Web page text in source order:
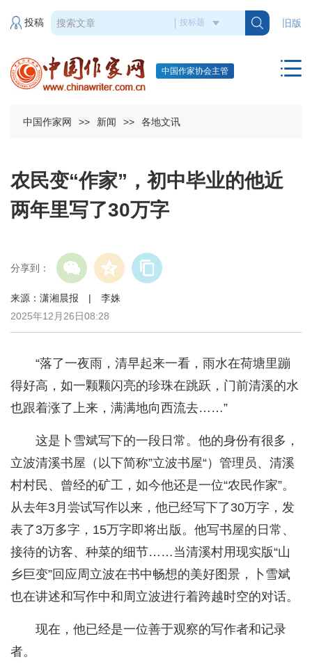
旧版
投稿
中国作家协会主管
中国作家网 >> 新闻 >> 各地文讯
农民变“作家”，初中毕业的他近
两年里写了30万字
分享到：
来源：潇湘晨报 | 李姝
2025年12月26日08:28
“落了一夜雨，清早起来一看，雨水在荷塘里蹦
得好高，如一颗颗闪亮的珍珠在跳跃，门前清溪的水
也跟着涨了上来，满满地向西流去……”
这是卜雪斌写下的一段日常。他的身份有很多，
立波清溪书屋（以下简称”立波书屋“）管理员、清溪
村村民、曾经的矿工，如今他还是一位“农民作家”。
从去年3月尝试写作以来，他已经写下了30万字，发
表了3万多字，15万字即将出版。他写书屋的日常、
接待的访客、种菜的细节……当清溪村用现实版“山
乡巨变”回应周立波在书中畅想的美好图景，卜雪斌
也在讲述和写作中和周立波进行着跨越时空的对话。
现在，他已经是一位善于观察的写作者和记录
者。